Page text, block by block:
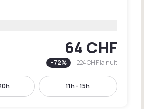
64 CHF
-72% 224 CHFla nuit
11h - 15h